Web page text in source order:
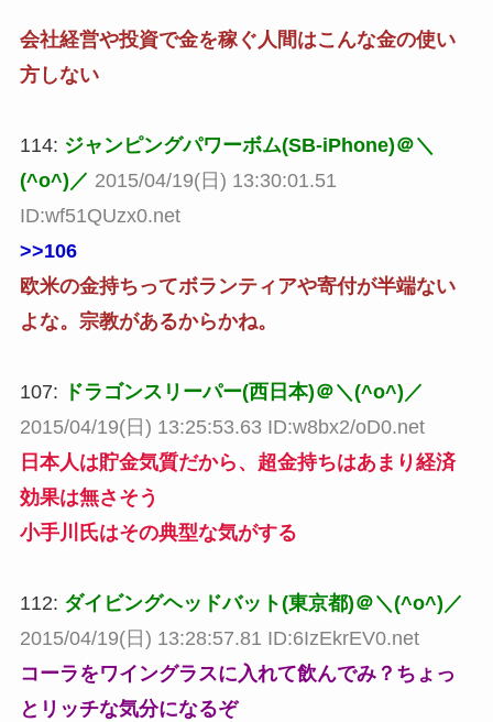
会社経営や投資で金を稼ぐ人間はこんな金の使い
方しない
114: ジャンピングパワーボム(SB-iPhone)＠＼
(^o^)／ 2015/04/19(日) 13:30:01.51
ID:wf51QUzx0.net
>>106
欧米の金持ちってボランティアや寄付が半端ない
よな。宗教があるからかね。
107:
ドラゴンスリーパー(西日本)＠＼(^o^)／
2015/04/19(日) 13:25:53.63 ID:w8bx2/oD0.net
日本人は貯金気質だから、超金持ちはあまり経済
効果は無さそう
小手川氏はその典型な気がする
112: ダイビングヘッドバット(東京都)＠＼(^o^)／
2015/04/19(日) 13:28:57.81 ID:6IzEkrEV0.net
コーラをワイングラスに入れて飲んでみ？ちょっ
とリッチな気分になるぞ